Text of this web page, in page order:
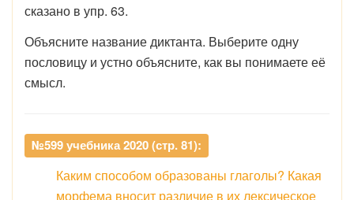
сказано в упр. 63.
Объясните название диктанта. Выберите одну
пословицу и устно объясните, как вы понимаете её
смысл.
№599 учебника 2020 (стр. 81):
Каким способом образованы глаголы? Какая
морфема вносит различие в их лексическое